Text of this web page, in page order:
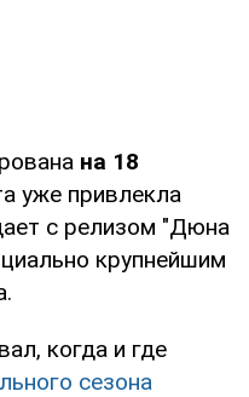
на 18
уже привлекла
с релизом "Дюна
крупнейшим
когда и где
сезона